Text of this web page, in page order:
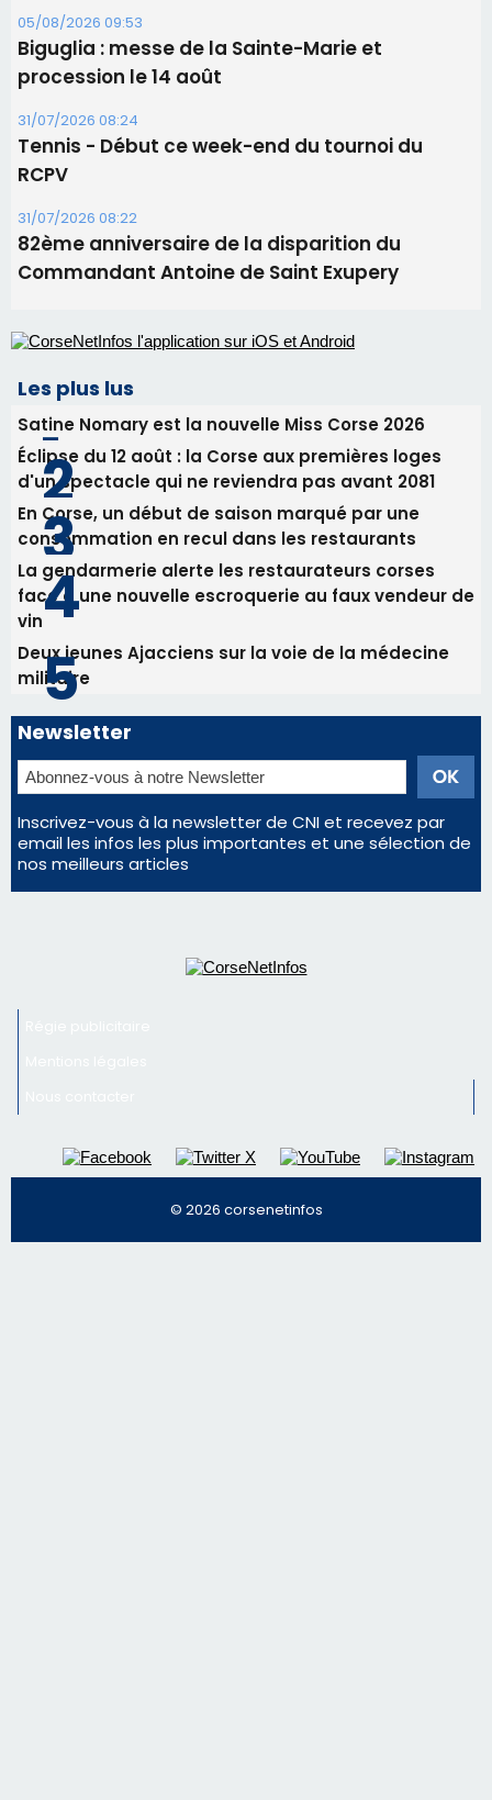
06/08/2026 15:25
Corte – L’association A Nuciola organise une
projection sous les étoiles
06/08/2026 15:04
Alata - Soirée Tango Argentin au stade de San
Benedetto
05/08/2026 09:53
Biguglia : messe de la Sainte-Marie et
procession le 14 août
Tennis - Début ce week-end du tournoi du
RCPV
31/07/2026 08:22
82ème anniversaire de la disparition du
Commandant Antoine de Saint Exupery
Les plus lus
Satine Nomary est la nouvelle Miss Corse 2026
Éclipse du 12 août : la Corse aux premières loges
d'un spectacle qui ne reviendra pas avant 2081
En Corse, un début de saison marqué par une
consommation en recul dans les restaurants
La gendarmerie alerte les restaurateurs corses
face à une nouvelle escroquerie au faux vendeur de
vin
Deux jeunes Ajacciens sur la voie de la médecine